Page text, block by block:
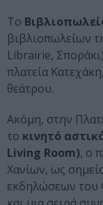
Το
βιβλιοπωλείων
Librairie,
πλατεία
θεάτρου.
Ακόμη, στην
το κινητό
Living Room), ο
Χανίων, ως
εκδηλώσεων του